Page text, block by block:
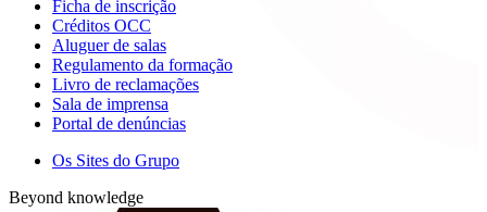
Ficha de inscrição
Créditos OCC
Aluguer de salas
Regulamento da formação
Livro de reclamações
Sala de imprensa
Portal de denúncias
Os Sites do Grupo
Beyond knowledge